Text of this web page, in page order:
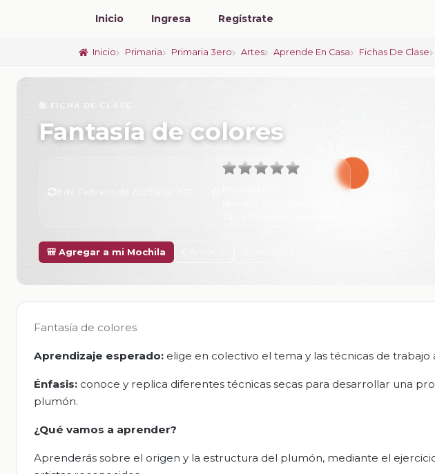
Inicio Ingresa Regístrate
Inicio Primaria Primaria 3ero Artes Aprende En Casa Fichas De Clase
📚 FICHA DE CLASE
Fantasía de colores
🎒 Agregar a mi Mochila
Fantasía de colores
Aprendizaje esperado: elige en colectivo el tema y las técnicas de
Énfasis: conoce y replica diferentes técnicas secas para desarrollar una
plumón.
¿Qué vamos a aprender?
Aprenderás sobre el origen y la estructura del plumón, mediante el